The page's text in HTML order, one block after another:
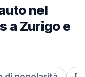
nel
a Zurigo e